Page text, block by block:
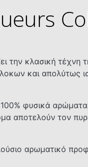
την κλασική τέχνη
και απολύτως
φυσικά
αποτελούν τον
αρωματικό